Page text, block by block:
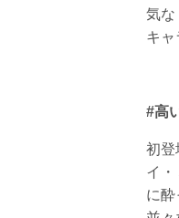
気な
キャ
#高
初登
イ
に酔